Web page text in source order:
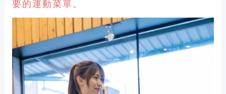
要的運動菜單。